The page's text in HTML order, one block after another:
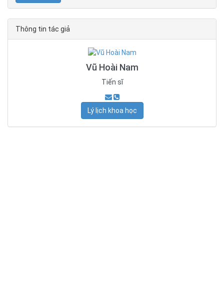
Thông tin tác giả
Vũ Hoài Nam
Tiến sĩ
Lý lịch khoa học